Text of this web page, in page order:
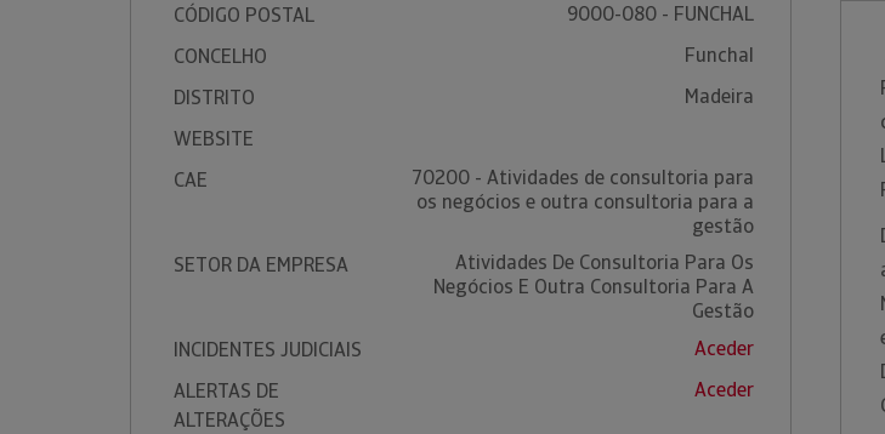
CÓDIGO POSTAL
9000-080 - FUNCHAL
CONCELHO
Funchal
DISTRITO
Madeira
WEBSITE
CAE
70200 - Atividades de consultoria para
os negócios e outra consultoria para a
gestão
SETOR DA EMPRESA
Atividades De Consultoria Para Os
Negócios E Outra Consultoria Para A
Gestão
INCIDENTES JUDICIAIS
Aceder
ALERTAS DE
ALTERAÇÕES
Aceder